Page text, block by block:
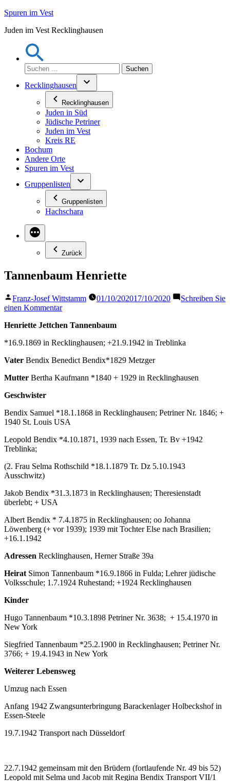
Zum
springen
Spuren im Vest
Juden im Vest Recklinghausen
Suchen
nach:
Recklinghausen
Recklinghausen
Juden in Süd
Jüdische Petriner
Juden im Vest
Kreis RE
Bochum
Andere Orte
Spuren im Vest
Gruppenlisten
Gruppenlisten
Hachschara
Zurück
Tannenbaum Henriette
Veröffentlicht
von
Franz-Josef Wittstamm 01/10/202017/10/2020
Schreiben Sie
einen Kommentarzu
Henriette
Henriette Jettchen Tannenbaum
*16.9.1869 in Recklinghausen; +21.9.1942 in Treblinka
Vater Bendix Benedict Bendix*1829 Metzger
Mutter Bertha Kaufmann *1840 + 1929 in Recklinghausen
Geschwister
Bendix Samuel *18.1.1868 in Recklinghausen; Petriner Nr. 1846; +
1940 St. Louis USA
Leopold Bendix *4.10.1871, 1939 nach Essen, Tr. Bv +1942
Treblinka;
(2. Frau Selma Rothschild *18.1.1879 Tr. Dz 5.10.1943
Ausschwitz)
Jakob Bendix *31.3.1873 in Recklinghausen; Theresienstadt
überlebt; + USA
Albert Bendix * 7.4.1875 in Recklinghausen; oo Johanna
Löwenberg (+ vor 1939); 1939 mit Tochter Else nach Brasilien;
+16.1.1942
Adressen Recklinghausen, Herner Straße 39a
Heirat Simon Tannenbaum *16.9.1866 in Fulda; Lehrer jüdische
Volksschule; 1.7.1924 Ruhestand; +1924 Recklinghausen
Kinder
Hugo Tannenbaum *10.3.1898 Petriner Nr. 3638; + 15.4.1970 in
New York
Siegfried Tannenbaum *25.2.1900 in Recklinghausen; Petriner Nr.
3766; + 19.4.1943 in New York
Weiterer Lebensweg
Umzug nach Essen
Anfang 1942 Zwangsunterbringung Barackenlager Holbeckshof in
Essen-Steele
19.7.1942 Transport nach Düsseldorf
22.7.1942 gemeinsam mit den Brüdern (fortlaufende Nr. 49 bis 52)
Leopold mit Selma und Jacob mit Regina Bendix Transport VII/1